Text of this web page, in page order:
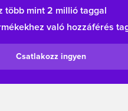
több mint 2 millió taggal
való hozzáférés
Csatlakozz ingyen